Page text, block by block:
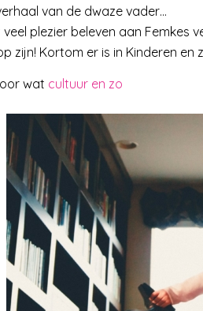
van de dwaze vader…
plezier beleven aan Femkes
zijn! Kortom er is in Kinderen en
wat cultuur en zo